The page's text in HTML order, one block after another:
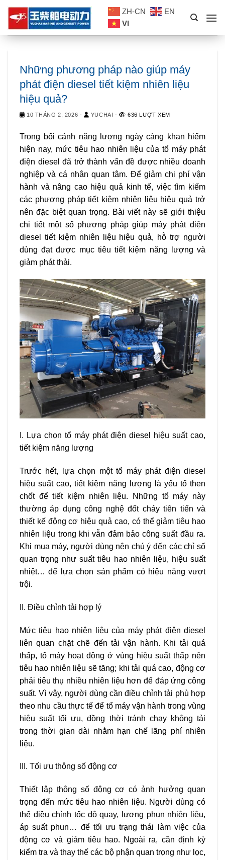
Skip
content
ZH-CN
EN
VI
Những phương pháp nào giúp máy
phát điện diesel tiết kiệm nhiên liệu
hiệu quả?
10 THÁNG 2, 2026 - YUCHAI - 636 LƯỢT XEM
Trong bối cảnh năng lượng ngày càng khan hiếm
hiện nay, mức tiêu hao nhiên liệu của tổ máy phát
điện diesel đã trở thành vấn đề được nhiều doanh
nghiệp và cá nhân quan tâm. Để giảm chi phí vận
hành và nâng cao hiệu quả kinh tế, việc tìm kiếm
các phương pháp tiết kiệm nhiên liệu hiệu quả trở
nên đặc biệt quan trọng. Bài viết này sẽ giới thiệu
chi tiết một số phương pháp giúp máy phát điện
diesel tiết kiệm nhiên liệu hiệu quả, hỗ trợ người
dùng đạt được mục tiêu tiết kiệm năng lượng và
giảm phát thải.
I. Lựa chọn tổ máy phát điện diesel hiệu suất cao,
tiết kiệm năng lượng
Trước hết, lựa chọn một tổ máy phát điện diesel
hiệu suất cao, tiết kiệm năng lượng là yếu tố then
chốt để tiết kiệm nhiên liệu. Những tổ máy này
thường áp dụng công nghệ đốt cháy tiên tiến và
thiết kế động cơ hiệu quả cao, có thể giảm tiêu hao
nhiên liệu trong khi vẫn đảm bảo công suất đầu ra.
Khi mua máy, người dùng nên chú ý đến các chỉ số
quan trọng như suất tiêu hao nhiên liệu, hiệu suất
nhiệt… để lựa chọn sản phẩm có hiệu năng vượt
trội.
II. Điều chỉnh tải hợp lý
Mức tiêu hao nhiên liệu của máy phát điện diesel
liên quan chặt chẽ đến tải vận hành. Khi tải quá
thấp, tổ máy hoạt động ở vùng hiệu suất thấp nên
tiêu hao nhiên liệu sẽ tăng; khi tải quá cao, động cơ
phải tiêu thụ nhiều nhiên liệu hơn để đáp ứng công
suất. Vì vậy, người dùng cần điều chỉnh tải phù hợp
theo nhu cầu thực tế để tổ máy vận hành trong vùng
hiệu suất tối ưu, đồng thời tránh chạy không tải
trong thời gian dài nhằm hạn chế lãng phí nhiên
liệu.
III. Tối ưu thông số động cơ
Thiết lập thông số động cơ có ảnh hưởng quan
trọng đến mức tiêu hao nhiên liệu. Người dùng có
thể điều chỉnh tốc độ quay, lượng phun nhiên liệu,
áp suất phun… để tối ưu trạng thái làm việc của
động cơ và giảm tiêu hao. Ngoài ra, cần định kỳ
kiểm tra và thay thế các bộ phận quan trọng như lọc,